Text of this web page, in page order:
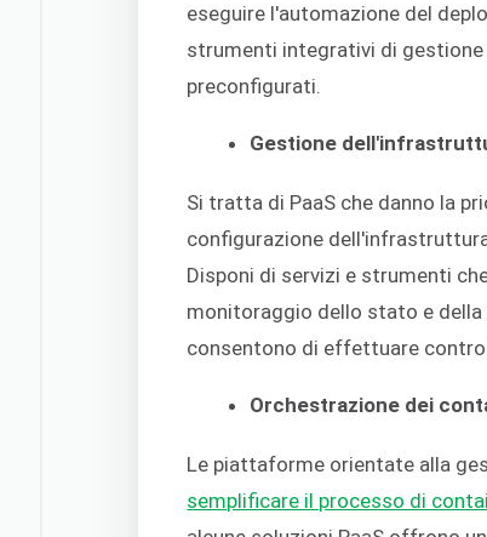
eseguire l'automazione del
strumenti integrativi di
preconfigurati.
Gestione
Si tratta di PaaS che danno la
configurazione
Disponi di servizi e strumenti
monitoraggio dello stato e della
consentono di effettuare
Orchestrazione dei
Le piattaforme orientate alla
semplificare il processo di